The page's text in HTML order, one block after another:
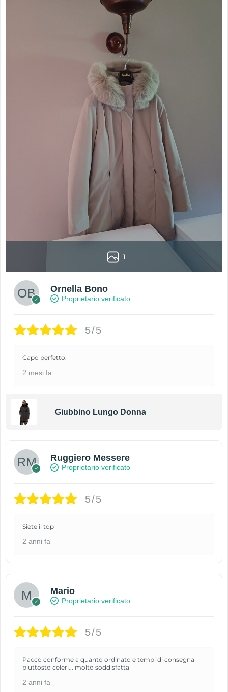
1
Ornella Bono
Proprietario verificato
5/5
Capo perfetto.
2 mesi fa
Giubbino Lungo Donna
Ruggiero Messere
Proprietario verificato
5/5
Siete il top
2 anni fa
Mario
Proprietario verificato
5/5
Pacco conforme a quanto ordinato e tempi di consegna
piuttosto celeri... molto soddisfatta
2 anni fa